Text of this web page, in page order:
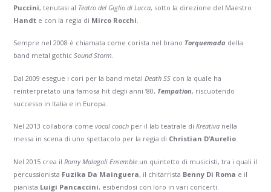
Puccini, tenutasi al Teatro del Giglio di Lucca, sotto la direzione del Maestro
Handt e con la regia di Mirco Rocchi
Sempre nel 2008 è chiamata come corista nel brano Torquemada della
band metal gothicSound Storm.
Dal 2009 esegue i cori per la band metalDeath SS con la quale ha
reinterpretato una famosa hit degli anni ’80, Tempation, riscuotendo
successo in Italia e in Europa.
Nel 2013 collabora comevocal coach per il lab teatrale diKreativa nella
messa in scena di uno spettacolo per la regia di Christian D’Aurelio.
Nel 2015 crea ilRomy Malagoli Ensemble un quintetto di musicisti, tra i quali il
percussionista Fuzika Da Mainguera, il chitarrista Benny Di Roma e il
pianista Luigi Pancaccini, esibendosi con loro in vari concerti.